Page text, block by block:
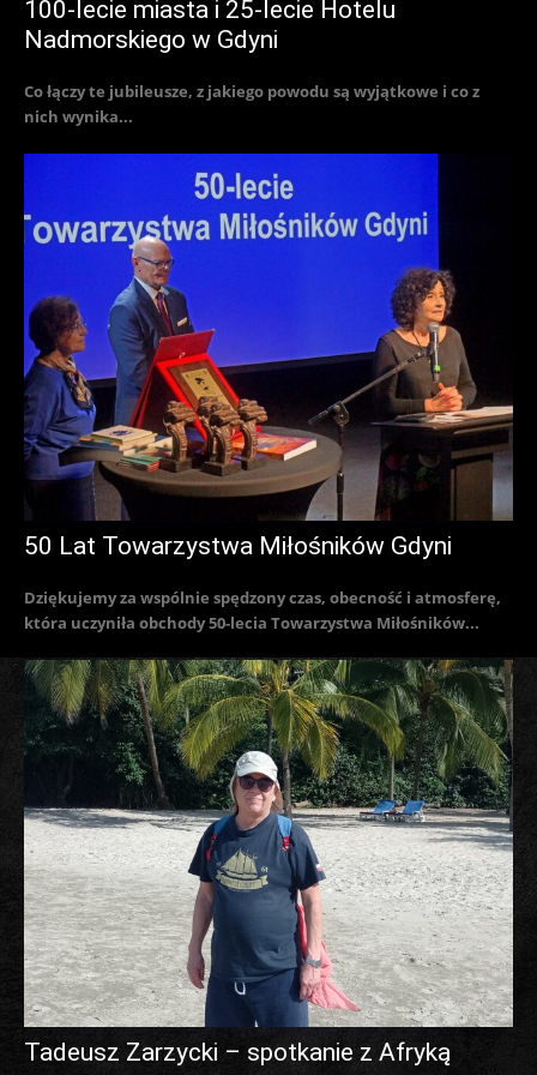
100-lecie miasta i 25-lecie Hotelu
Nadmorskiego w Gdyni
Co łączy te jubileusze, z jakiego powodu są wyjątkowe i co z
nich wynika...
50 Lat Towarzystwa Miłośników Gdyni
Dziękujemy za wspólnie spędzony czas, obecność i atmosferę,
która uczyniła obchody 50-lecia Towarzystwa Miłośników...
Tadeusz Zarzycki – spotkanie z Afryką